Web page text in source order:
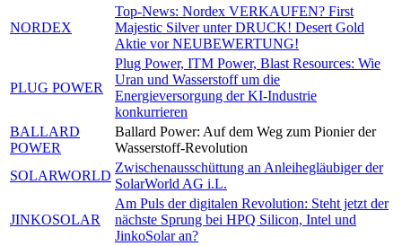
NORDEX
Top-News: Nordex VERKAUFEN? First
Majestic Silver unter DRUCK! Desert Gold
Aktie vor NEUBEWERTUNG!
PLUG POWER
Plug Power, ITM Power, Blast Resources: Wie
Uran und Wasserstoff um die
Energieversorgung der KI-Industrie
konkurrieren
BALLARD
POWER
Ballard Power: Auf dem Weg zum Pionier der
Wasserstoff-Revolution
SOLARWORLD
Zwischenausschüttung an Anleihegläubiger der
SolarWorld AG i.L.
JINKOSOLAR
Am Puls der digitalen Revolution: Steht jetzt der
nächste Sprung bei HPQ Silicon, Intel und
JinkoSolar an?